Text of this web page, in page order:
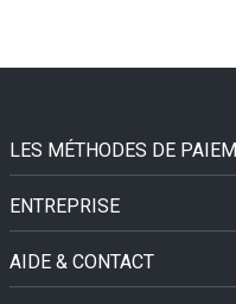
LES MÉTHODES DE
ENTREPRISE
AIDE & CONTACT